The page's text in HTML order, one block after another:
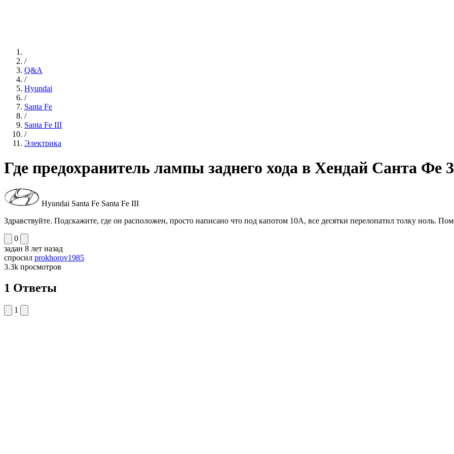
/
Q&A
/
Hyundai
/
Santa Fe
/
Santa Fe III
/
Электрика
Где предохранитель лампы заднего хода в Хендай Санта Фе
Hyundai Santa Fe Santa Fe III
Здравствуйте. Подскажите, где он расположен, просто написано что под капотом 10А, все десятки перелопатил толку ноль.
0
задан 8 лет назад
спросил prokhorov1985
3.3k просмотров
1 Ответы
1